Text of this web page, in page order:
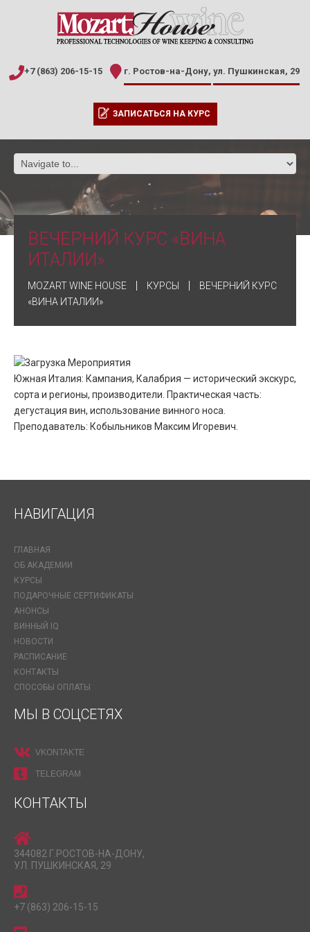
+7 (863) 206-15-15 г. Ростов-на-Дону, ул. Пушкинская, 29
ЗАПИСАТЬСЯ НА КУРС
ВЕЧЕРНИЙ КУРС «ВИНА
ИТАЛИИ»
MOZART WINE HOUSE КУРСЫ
ВЕЧЕРНИЙ КУРС
«ВИНА ИТАЛИИ»
Южная Италия: Кампания, Калабрия — исторический экскурс,
сорта и регионы, производители. Практическая часть:
дегустация вин, использование винного носа.
Преподаватель: Кобыльников Максим Игоревич.
НАВИГАЦИЯ
ГЛАВНАЯ
ОБ АКАДЕМИИ
КУРСЫ
ПОДАРОЧНЫЕ СЕРТИФИКАТЫ
АНОНСЫ
ВИННЫЙ IQ
НОВОСТИ
РАСПИСАНИЕ
КОНТАКТЫ
СПОСОБЫ ОПЛАТЫ
МЫ В СОЦСЕТЯХ
VKONTAKTE
TELEGRAM
КОНТАКТЫ
344082 Г.РОСТОВ-НА-ДОНУ,
УЛ. ПУШКИНСКАЯ, 29
+7 (863) 206-15-15